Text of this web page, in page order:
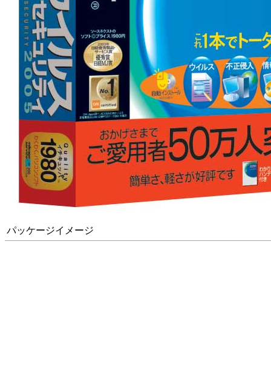
パッケージイメージ